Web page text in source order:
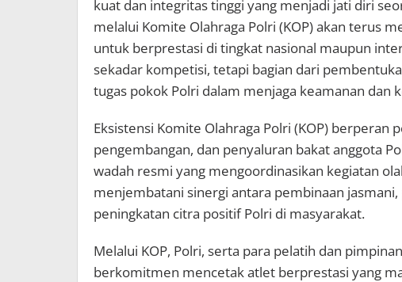
kuat dan integritas tinggi yang menjadi jati diri
melalui Komite Olahraga Polri (KOP) akan terus
untuk berprestasi di tingkat nasional maupun
sekadar kompetisi, tetapi bagian dari
tugas pokok Polri dalam menjaga keamanan dan
Eksistensi Komite Olahraga Polri (KOP) berperan
pengembangan, dan penyaluran bakat anggota
wadah resmi yang mengoordinasikan kegiatan
menjembatani sinergi antara pembinaan
peningkatan citra positif Polri di masyarakat.
Melalui KOP, Polri, serta para pelatih dan
berkomitmen mencetak atlet berprestasi yang